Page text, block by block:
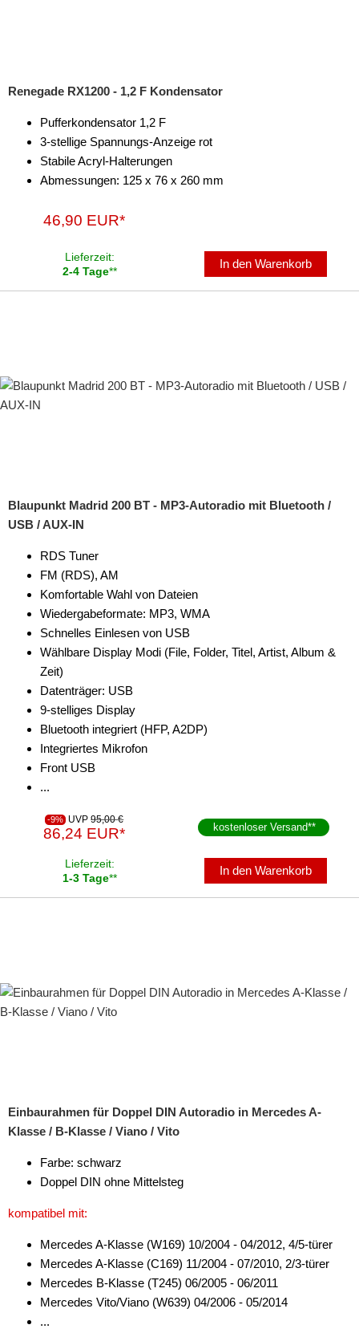
Renegade RX1200 - 1,2 F Kondensator
Pufferkondensator 1,2 F
3-stellige Spannungs-Anzeige rot
Stabile Acryl-Halterungen
Abmessungen: 125 x 76 x 260 mm
46,90 EUR*
Lieferzeit:
2-4 Tage**
In den Warenkorb
Blaupunkt Madrid 200 BT - MP3-Autoradio mit Bluetooth /
USB / AUX-IN
RDS Tuner
FM (RDS), AM
Komfortable Wahl von Dateien
Wiedergabeformate: MP3, WMA
Schnelles Einlesen von USB
Wählbare Display Modi (File, Folder, Titel, Artist, Album &
Zeit)
Datenträger: USB
9-stelliges Display
Bluetooth integriert (HFP, A2DP)
Integriertes Mikrofon
Front USB
...
-9% UVP 95,00 €
86,24 EUR* kostenloser Versand**
Lieferzeit:
1-3 Tage**
In den Warenkorb
Einbaurahmen für Doppel DIN Autoradio in Mercedes A-
Klasse / B-Klasse / Viano / Vito
Farbe: schwarz
Doppel DIN ohne Mittelsteg
kompatibel mit:
Mercedes A-Klasse (W169) 10/2004 - 04/2012, 4/5-türer
Mercedes A-Klasse (C169) 11/2004 - 07/2010, 2/3-türer
Mercedes B-Klasse (T245) 06/2005 - 06/2011
Mercedes Vito/Viano (W639) 04/2006 - 05/2014
...